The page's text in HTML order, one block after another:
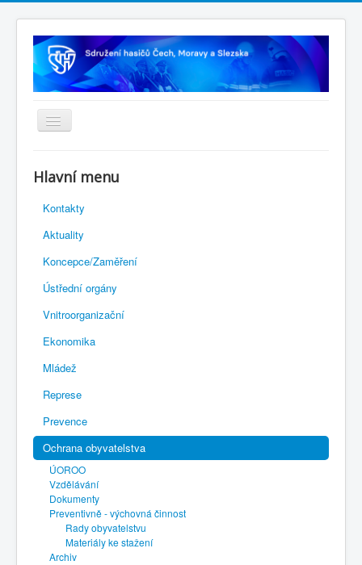
Rejstřík sportu
Novelizace Stanov SH ČMS
Plán činnosti 2026
Kalendář akcí
Výhody pro členy
Portál REDENOX
Hlavní menu
Kontakty
Aktuality
Koncepce/Zaměření
Ústřední orgány
Vnitroorganizační
Ekonomika
Mládež
Represe
Prevence
Ochrana obyvatelstva
ÚOROO
Vzdělávání
Dokumenty
Preventivně - výchovná činnost
Rady obyvatelstvu
Materiály ke stažení
Archiv